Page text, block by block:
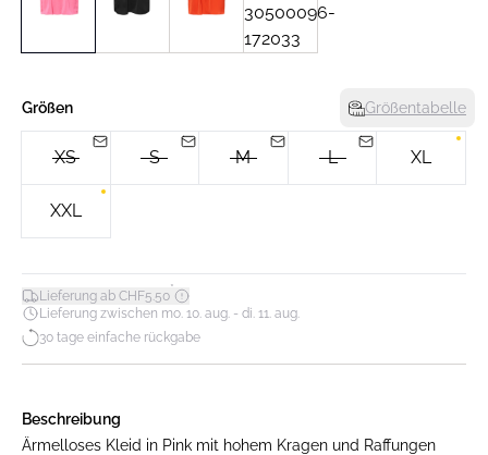
Größen Größentabelle
XS S M L XL
XXL
Lieferung ab CHF5.50*
Lieferung zwischen mo. 10. aug. - di. 11. aug.
30 tage einfache rückgabe
Beschreibung
Ärmelloses Kleid in Pink mit hohem Kragen und Raffungen